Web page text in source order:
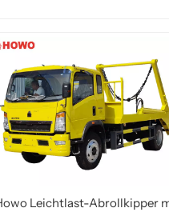
Leichtlast-Abrollkipper